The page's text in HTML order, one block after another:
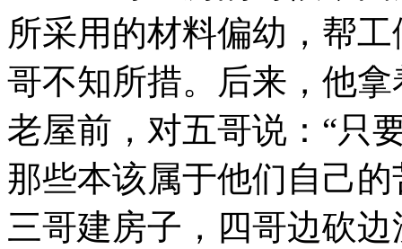
所采用的材料偏幼，帮
哥不知所措。后来，他
老屋前，对五哥说：“只
那些本该属于他们自己
三哥建房子，四哥边砍